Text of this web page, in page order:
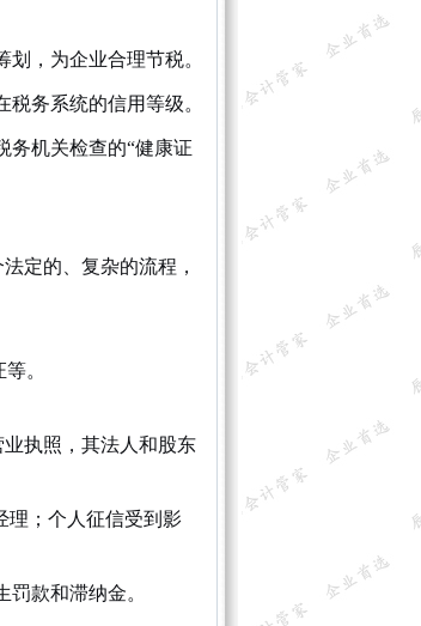
，为企业合理节税。
务系统的信用等级。
务机关检查的“健康证
定的、复杂的流程，
。
执照，其法人和股东
理；个人征信受到影
款和滞纳金。